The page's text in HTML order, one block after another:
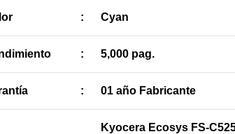
: Cyan
: 5,000 pag.
: 01 año Fabricante
Kyocera Ecosys FS-